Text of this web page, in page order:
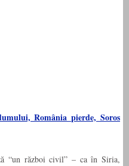
România pierde, Soros
“un război civil” – ca în Siria,